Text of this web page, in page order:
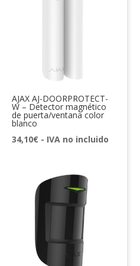
AJAX AJ-DOORPROTECT-
W – Detector magnético
de puerta/ventana color
blanco
34,10€ - IVA no incluido